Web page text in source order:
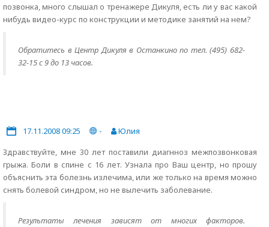
позвонка, много слышал о тренажере Дикуля, есть ли у вас какой
нибудь видео-курс по конструкции и методике занятий на нем?
Обратитесь в Центр Дикуля в Останкино по тел. (495) 682-
32-15 с 9 до 13 часов.
17.11.2008 09:25 -
Юлия
Здравствуйте, мне 30 лет поставили диагнноз межпозвонковая
грыжа. Боли в спине с 16 лет. Узнала про Ваш центр, но прошу
объяснить эта болезнь излечима, или же только на время можно
снять болевой синдром, но не вылечить заболевание.
Результаты лечения зависят от многих факторов.